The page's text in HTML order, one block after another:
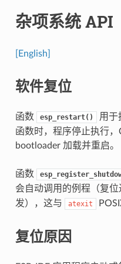
杂项系统 API
[English]
软件复位
函数 esp_restart()
用于
函数时，程序停止执行
bootloader 加载并重启。
函数
会自动调用的例程（复位
发），这与
atexit
复位原因